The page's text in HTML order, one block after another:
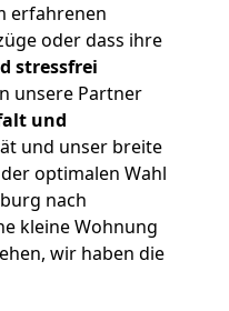
erfahrenen
oder dass ihre
stressfrei
unsere Partner
und
und unser breite
optimalen Wahl
nach
kleine Wohnung
wir haben die